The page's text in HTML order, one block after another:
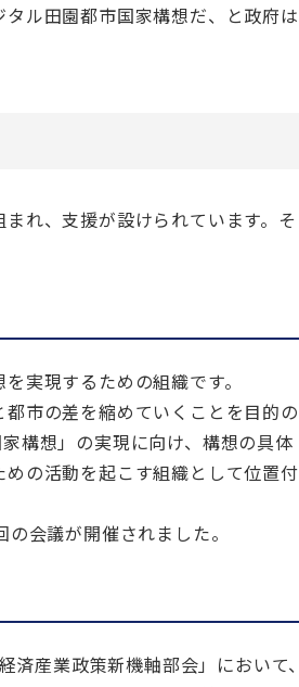
ル田園都市国家構想だ、と政府は
れ、支援が設けられています。そ
実現するための組織です。
市の差を縮めていくことを目的の
構想」の実現に向け、構想の具体
の活動を起こす組織として位置付
会議が開催されました。
産業政策新機軸部会」において、